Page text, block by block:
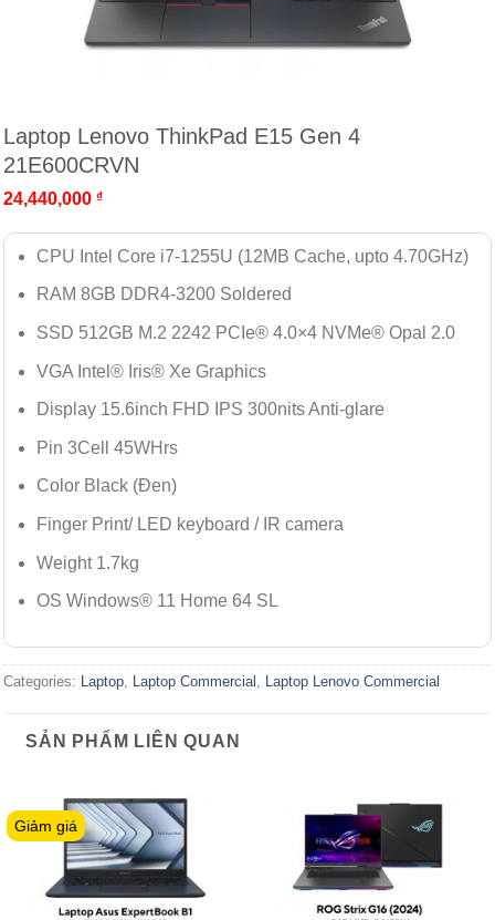
Laptop Lenovo ThinkPad E15 Gen 4
21E600CRVN
24,440,000 ₫
CPU Intel Core i7-1255U (12MB Cache, upto 4.70GHz)
RAM 8GB DDR4-3200 Soldered
SSD 512GB M.2 2242 PCIe® 4.0×4 NVMe® Opal 2.0
VGA Intel® Iris® Xe Graphics
Display 15.6inch FHD IPS 300nits Anti-glare
Pin 3Cell 45WHrs
Color Black (Đen)
Finger Print/ LED keyboard / IR camera
Weight 1.7kg
OS Windows® 11 Home 64 SL
Categories: Laptop Laptop Commercial Laptop Lenovo Commercial
SẢN PHẨM LIÊN QUAN
Giảm giá